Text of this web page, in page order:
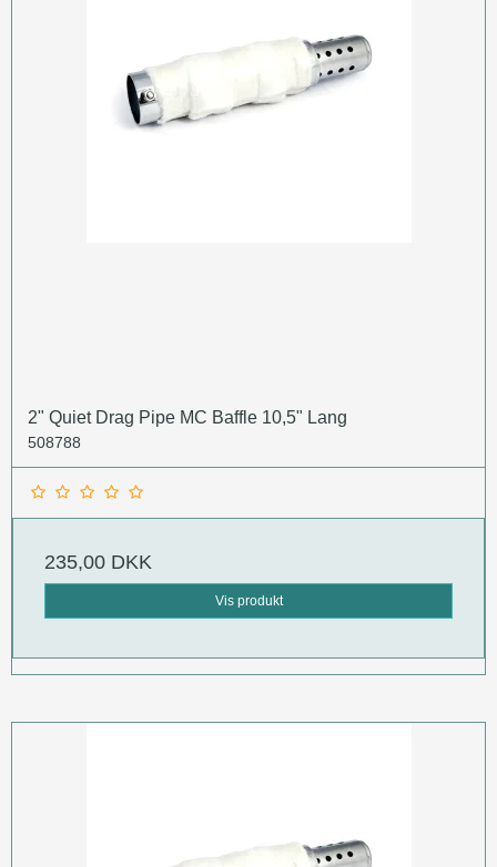
2" Quiet Drag Pipe MC Baffle 10,5" Lang
508788
235,00 DKK
Vis produkt